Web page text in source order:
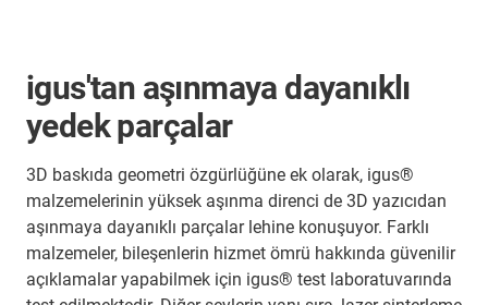
igus'tan aşınmaya dayanıklı
yedek parçalar
3D baskıda geometri özgürlüğüne ek olarak, igus®
malzemelerinin yüksek aşınma direnci de 3D yazıcıdan
aşınmaya dayanıklı parçalar lehine konuşuyor. Farklı
malzemeler, bileşenlerin hizmet ömrü hakkında güvenilir
açıklamalar yapabilmek için igus® test laboratuvarında